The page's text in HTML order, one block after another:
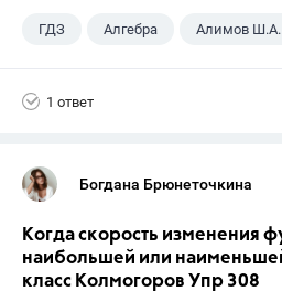
ГДЗ Алгебра Алимов Ш.А.
1 ответ
Богдана Брюнеточкина
Когда скорость изменения
наибольшей или
класс Колмогоров Упр 308